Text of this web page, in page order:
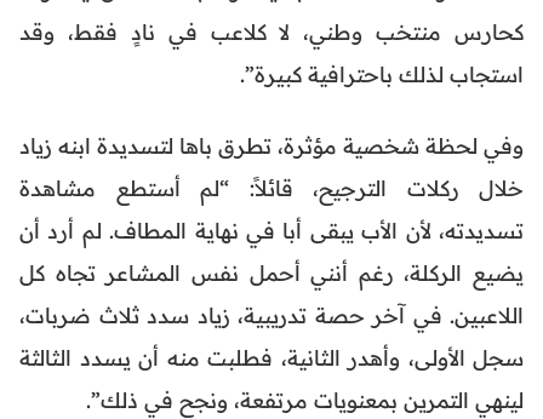
كحارس منتخب وطني، لا كلاعب في نادٍ فقط، وقد
استجاب لذلك باحترافية كبيرة”.
وفي لحظة شخصية مؤثرة، تطرق باها لتسديدة ابنه زياد
خلال ركلات الترجيح، قائلاً: “لم أستطع مشاهدة
تسديدته، لأن الأب يبقى أبا في نهاية المطاف. لم أرد أن
يضيع الركلة، رغم أنني أحمل نفس المشاعر تجاه كل
اللاعبين. في آخر حصة تدريبية، زياد سدد ثلاث ضربات،
سجل الأولى، وأهدر الثانية، فطلبت منه أن يسدد الثالثة
لينهي التمرين بمعنويات مرتفعة، ونجح في ذلك”.